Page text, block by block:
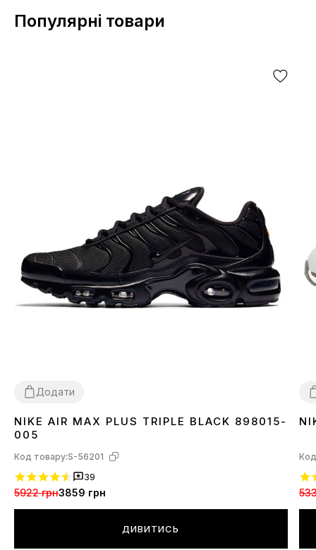
Популярні товари
Додати
3637 38 39 404142 434445
NIKE AIR MAX PLUS TRIPLE BLACK 898015-
005
Код товару:S-56201
39
5922 грн3859 грн
ДИВИТИСЬ